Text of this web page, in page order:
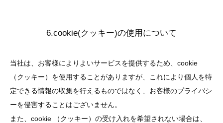
6.cookie(クッキー)の使用について
当社は、お客様によりよいサービスを提供するため、cookie
（クッキー）を使用することがありますが、これにより個人を特
定できる情報の収集を行えるものではなく、お客様のプライバシ
ーを侵害することはございません。
また、cookie （クッキー）の受け入れを希望されない場合は、